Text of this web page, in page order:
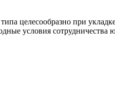
целесообразно при
условия